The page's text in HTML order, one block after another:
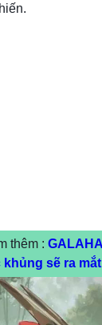
thêm :
sẽ ra